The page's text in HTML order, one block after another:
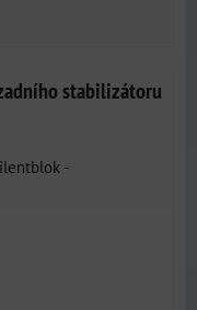
stabilizátoru
-